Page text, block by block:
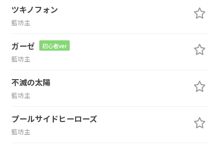
ツキノフォン
藍坊主
ガーゼ 初心者ver
藍坊主
不滅の太陽
藍坊主
プールサイドヒーローズ
藍坊主